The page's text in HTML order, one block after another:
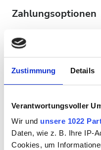
Zustimmung Details
Verantwortungsvoller
Wir und unsere 1022
Daten, wie z. B. Ihre IP-
Cookies, um
Zahlungsoptionen
Bewertungen
10
10
Freundlichkeit